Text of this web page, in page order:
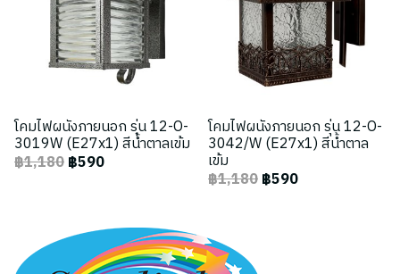
โคมไฟผนังภายนอก รุ่น 12-O-
3019W (E27x1) สีน้ำตาลเข้ม
฿1,180฿590
โคมไฟผนังภายนอก รุ่น 12-O-
3042/W (E27x1) สีน้ำตาล
เข้ม
฿1,180฿590